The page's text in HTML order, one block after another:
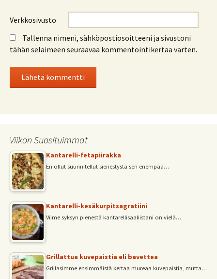
Verkkosivusto
Tallenna nimeni, sähköpostiosoitteeni ja sivustoni
tähän selaimeen seuraavaa kommentointikertaa varten.
Viikon Suosituimmat
Kantarelli-fetapiirakka
En ollut suunnitellut sienestystä sen enempää…
Kantarelli-kesäkurpitsagratiini
Viime syksyn pienestä kantarellisaaliistani on vielä…
Grillattua kuvepaistia eli bavettea
Grillasimme ensimmäistä kertaa mureaa kuvepaistia, mutta…